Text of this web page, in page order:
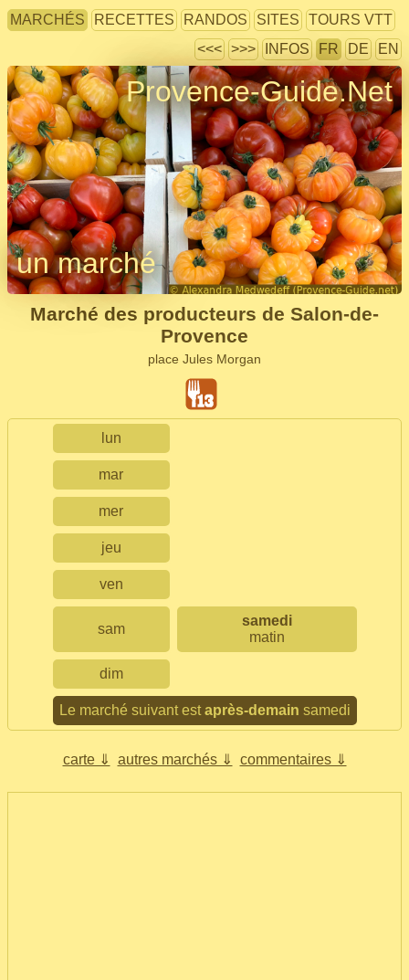
MARCHÉS RECETTES RANDOS SITES
TOURS VTT
<<< >>> INFOS FR DE EN
Provence-Guide.Net
un marché
Marché des producteurs de Salon-de-
Provence
place Jules Morgan
lun
mar
mer
jeu
ven
sam
samedi
matin
dim
Le marché suivant estaprès-demain samedi
carte ⇓ autres marchés ⇓ commentaires ⇓